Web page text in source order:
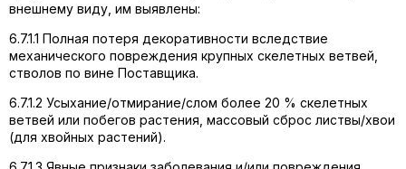
внешнему виду, им выявлены:
6.7.1.1 Полная потеря декоративности вследствие
механического повреждения крупных скелетных ветвей,
стволов по вине Поставщика.
6.7.1.2 Усыхание/отмирание/слом более 20 % скелетных
ветвей или побегов растения, массовый сброс листвы/хвои
(для хвойных растений).